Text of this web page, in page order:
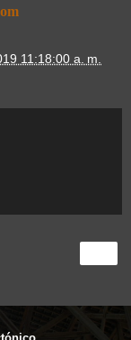
11:18:00 a. m.